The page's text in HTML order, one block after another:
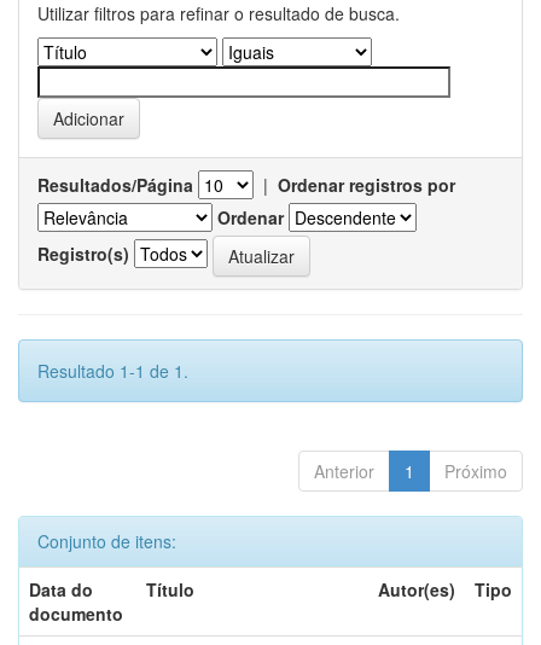
Utilizar filtros para refinar o resultado de busca.
Resultados/Página | Ordenar registros por
Ordenar
Registro(s)
Resultado 1-1 de 1.
Anterior 1 Próximo
Conjunto de itens:
Data do
documento
Título Autor(es) Tipo